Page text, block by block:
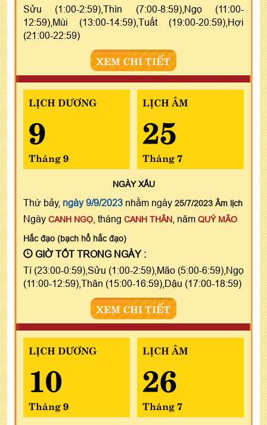
Sửu (1:00-2:59),Thìn (7:00-8:59),Ngọ (11:00-
12:59),Mùi (13:00-14:59),Tuất (19:00-20:59),Hợi
(21:00-22:59)
XEM CHI TIẾT
LỊCH DƯƠNG
9
Tháng 9
LỊCH ÂM
25
Tháng 7
NGÀYXẤU
Thứ bảy, ngày 9/9/2023 nhằm ngày 25/7/2023 Âm lịch
Ngày CANH NGỌ , tháng CANH THÂN , năm QUÝ MÃO
Hắc đạo (bạch hổ hắc đạo)
GIỜ TỐT TRONG NGÀY :
Tí (23:00-0:59),Sửu (1:00-2:59),Mão (5:00-6:59),Ngọ
(11:00-12:59),Thân (15:00-16:59),Dậu (17:00-18:59)
XEM CHI TIẾT
LỊCH DƯƠNG
10
Tháng 9
LỊCH ÂM
26
Tháng 7